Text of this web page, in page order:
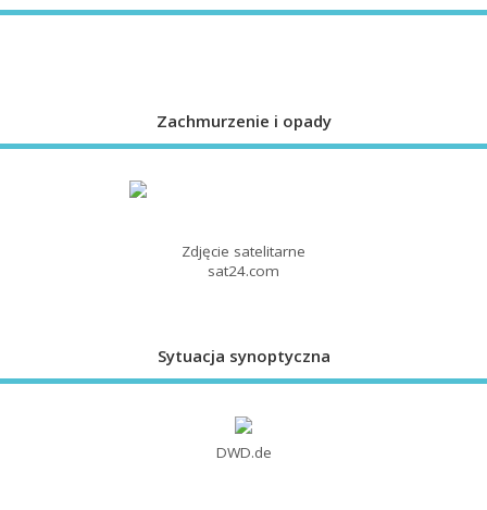
Zachmurzenie i opady
Zdjęcie satelitarne
sat24.com
Sytuacja synoptyczna
DWD.de